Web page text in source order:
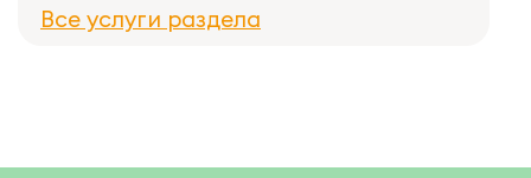
Все услуги раздела